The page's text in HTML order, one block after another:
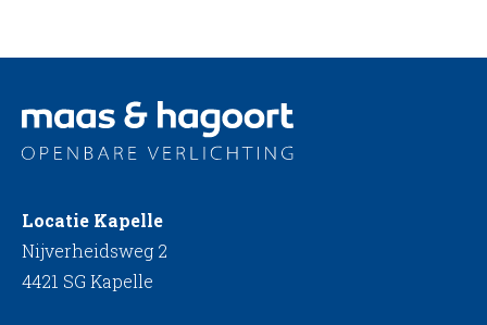
Locatie Kapelle
Nijverheidsweg 2
4421 SG Kapelle